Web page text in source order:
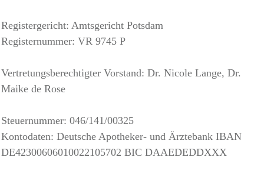
Registergericht: Amtsgericht Potsdam
Registernummer: VR 9745 P
Vertretungsberechtigter Vorstand: Dr. Nicole Lange, Dr.
Maike de Rose
Steuernummer: 046/141/00325
Kontodaten: Deutsche Apotheker- und Ärztebank IBAN
DE42300606010022105702 BIC DAAEDEDDXXX